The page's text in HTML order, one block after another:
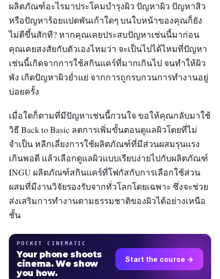
ผลิตภัณฑ์อะไรมาประโคมบำรุงผิว ปัญหาผิว ปัญหาสิว
หรือปัญหาร้อยแปดพันเก้าใดๆ บนใบหน้าของคุณก็ยัง
ไม่ดีขึ้นสักที? หากคุณเคยประสบปัญหาเช่นนี้มาก่อน
คุณเคยสงสัยกับตัวเองไหมว่า จะเป็นไปได้ไหมที่ปัญหา
เช่นนี้เกิดจากการใช้สกินแคร์ที่มากเกินไป จนทำให้ผิว
พัง เกิดปัญหาผิวย่ำแย่ จากการถูกรบกวนการทำงานอยู่
บ่อยครั้ง
เมื่อใดก็ตามที่มีปัญหาเช่นนี้กวนใจ ขอให้คุณกลับมาใช้
วิธี Back to Basic ลดการเพิ่มขั้นตอนดูแลผิวโดยที่ไม่
จำเป็น หลีกเลี่ยงการใช้ผลิตภัณฑ์ที่มีส่วนผสมรุนแรง
เกินพอดี แล้วเลือกดูแลผิวแบบเรียบง่ายไปกับผลิตภัณฑ์
INGU ผลิตภัณฑ์สกินแคร์ที่โฟกัสกับการเลือกใช้ส่วน
ผสมที่มีงานวิจัยรองรับจากทั่วโลกโดยเฉพาะ ซึ่งจะช่วย
ส่งเสริมการทำงานตามธรรมชาติของผิวได้อย่างเหนือ
ชั้น
POCKET CINEMATIC
Your phone shoots
cinema. We show
you how.
Start the course →